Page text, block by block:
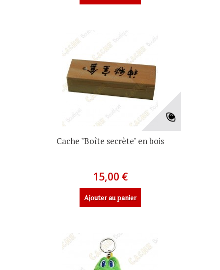
Cache "Boîte secrète" en bois
15,00 €
Ajouter au panier